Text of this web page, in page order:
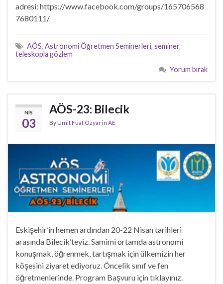
adresi: https://www.facebook.com/groups/165706568
7680111/
AÖS, Astronomi Öğretmen Seminerleri, seminer,
teleskopla gözlem
Yorum bırak
NIS
03
AÖS-23: Bilecik
ByÜmit Fuat Özyarin AE
Eskişehir’in hemen ardından 20-22 Nisan tarihleri
arasında Bilecik’teyiz. Samimi ortamda astronomi
konuşmak, öğrenmek, tartışmak için ülkemizin her
köşesini ziyaret ediyoruz. Öncelik sınıf ve fen
öğretmenlerinde. Program Başvuru için tıklayınız.